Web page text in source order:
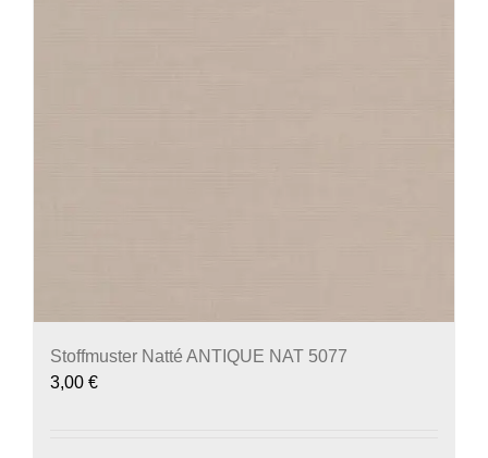
Stoffmuster Natté ANTIQUE NAT 5077
3,00 €